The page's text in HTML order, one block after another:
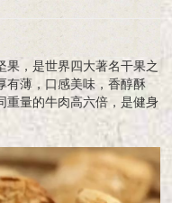
果，是世界四大著名干果之
有薄，口感美味，香醇酥
重量的牛肉高六倍，是健身